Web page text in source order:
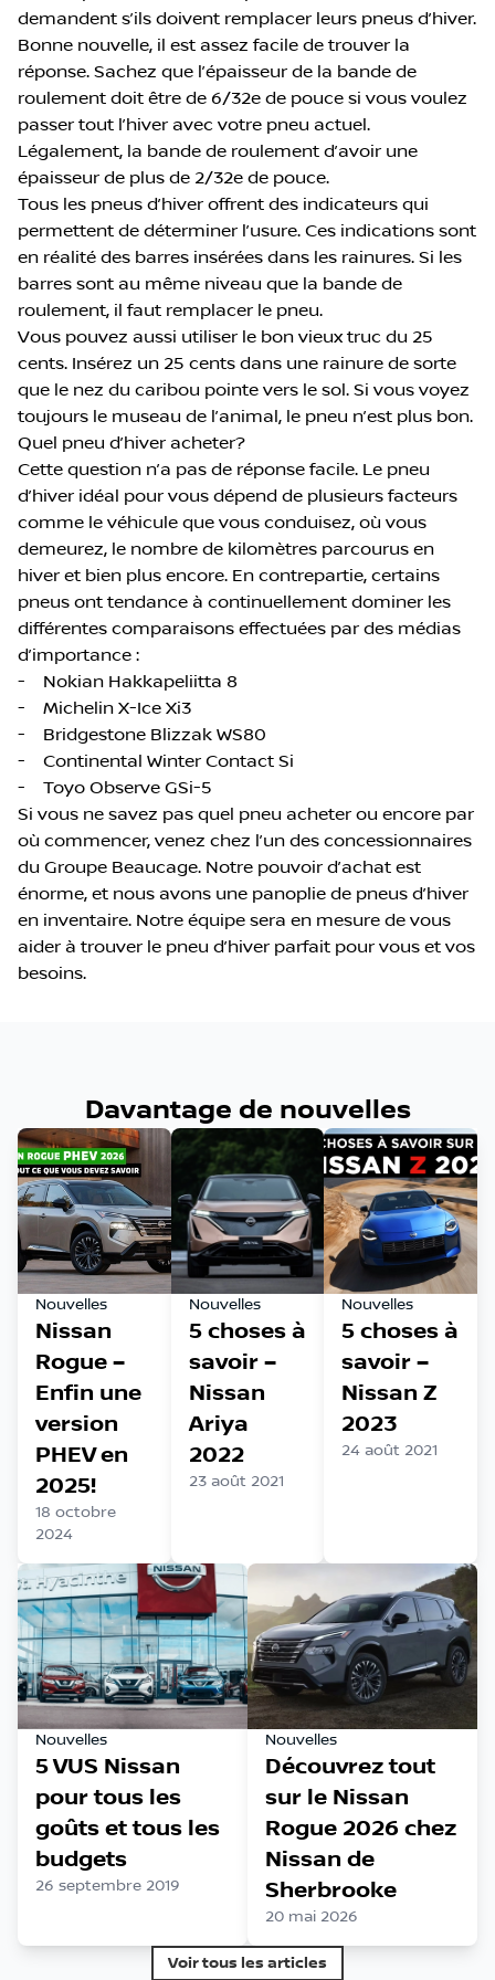
demandent s’ils doivent remplacer leurs pneus d’hiver.
Bonne nouvelle, il est assez facile de trouver la
réponse. Sachez que l’épaisseur de la bande de
roulement doit être de 6/32e de pouce si vous voulez
passer tout l’hiver avec votre pneu actuel.
Légalement, la bande de roulement d’avoir une
épaisseur de plus de 2/32e de pouce.
Tous les pneus d’hiver offrent des indicateurs qui
permettent de déterminer l’usure. Ces indications sont
en réalité des barres insérées dans les rainures. Si les
barres sont au même niveau que la bande de
roulement, il faut remplacer le pneu.
Vous pouvez aussi utiliser le bon vieux truc du 25
cents. Insérez un 25 cents dans une rainure de sorte
que le nez du caribou pointe vers le sol. Si vous voyez
toujours le museau de l’animal, le pneu n’est plus bon.
Quel pneu d’hiver acheter?
Cette question n’a pas de réponse facile. Le pneu
d’hiver idéal pour vous dépend de plusieurs facteurs
comme le véhicule que vous conduisez, où vous
demeurez, le nombre de kilomètres parcourus en
hiver et bien plus encore. En contrepartie, certains
pneus ont tendance à continuellement dominer les
différentes comparaisons effectuées par des médias
d’importance :
- Nokian Hakkapeliitta 8
- Michelin X-Ice Xi3
- Bridgestone Blizzak WS80
- Continental Winter Contact Si
- Toyo Observe GSi-5
Si vous ne savez pas quel pneu acheter ou encore par
où commencer, venez chez l’un des concessionnaires
du Groupe Beaucage. Notre pouvoir d’achat est
énorme, et nous avons une panoplie de pneus d’hiver
en inventaire. Notre équipe sera en mesure de vous
aider à trouver le pneu d’hiver parfait pour vous et vos
besoins.
Davantage de nouvelles
Nouvelles
Nissan
Rogue –
Enfin une
version
PHEV en
2025!
18 octobre
2024
Nouvelles
5 choses à
savoir –
Nissan
Ariya
2022
23 août 2021
Nouvelles
5 choses à
savoir –
Nissan Z
2023
24 août 2021
Nouvelles
5 VUS Nissan
pour tous les
goûts et tous les
budgets
26 septembre 2019
Nouvelles
Découvrez tout
sur le Nissan
Rogue 2026 chez
Nissan de
Sherbrooke
20 mai 2026
Voir tous les articles